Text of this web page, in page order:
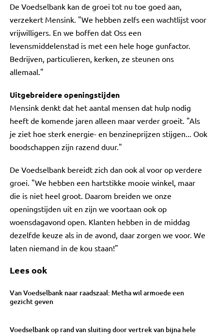
De Voedselbank kan de groei tot nu toe goed aan,
verzekert Mensink. "We hebben zelfs een wachtlijst voor
vrijwilligers. En we boffen dat Oss een
levensmiddelenstad is met een hele hoge gunfactor.
Bedrijven, particulieren, kerken, ze steunen ons
allemaal."
Uitgebreidere openingstijden
Mensink denkt dat het aantal mensen dat hulp nodig
heeft de komende jaren alleen maar verder groeit. "Als
je ziet hoe sterk energie- en benzineprijzen stijgen... Ook
boodschappen zijn razend duur."
De Voedselbank bereidt zich dan ook al voor op verdere
groei. "We hebben een hartstikke mooie winkel, maar
die is niet heel groot. Daarom breiden we onze
openingstijden uit en zijn we voortaan ook op
woensdagavond open. Klanten hebben in de middag
dezelfde keuze als in de avond, daar zorgen we voor. We
laten niemand in de kou staan!"
Lees ook
Van Voedselbank naar raadszaal: Metha wil armoede een
gezicht geven
Voedselbank op rand van sluiting door vertrek van bijna hele